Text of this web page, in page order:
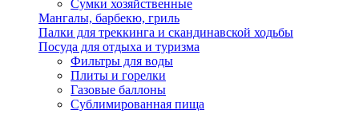
Сумки хозяйственные
Мангалы, барбекю, гриль
Палки для треккинга и скандинавской ходьбы
Посуда для отдыха и туризма
Фильтры для воды
Плиты и горелки
Газовые баллоны
Сублимированная пища